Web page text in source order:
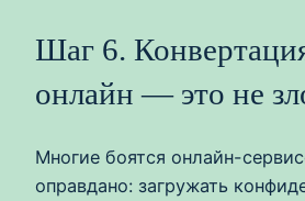
Шаг 6.
онлайн — это не
Многие боятся онлайн-
оправдано: загружать